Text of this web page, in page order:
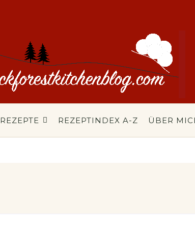
REZEPTE REZEPTINDEX A-Z ÜBER